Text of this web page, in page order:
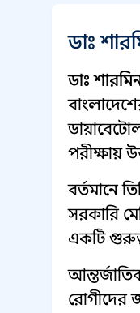
ডাঃ
ডাঃ
পরীক্ষায়
বর্তমানে
সরকারি
একটি
রোগীদের